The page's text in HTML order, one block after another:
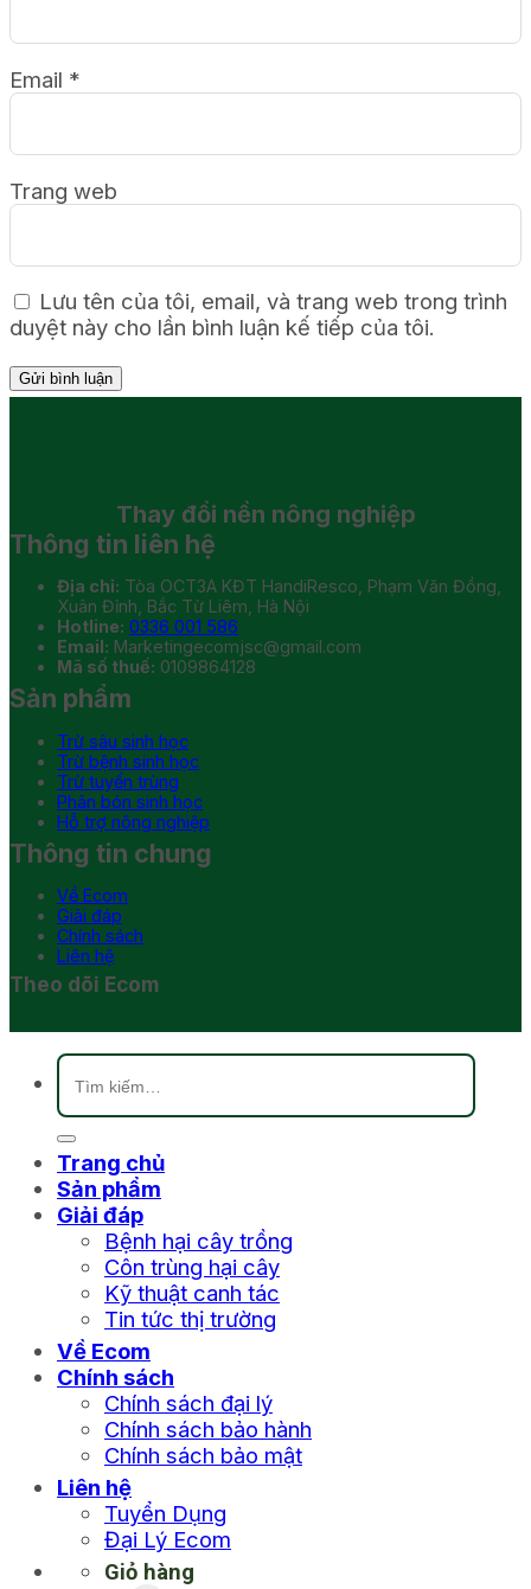
Email *
Trang web
Lưu tên của tôi, email, và trang web trong trình
duyệt này cho lần bình luận kế tiếp của tôi.
Thay đổi nền nông nghiệp
Thông tin liên hệ
Địa chỉ: Tòa OCT3A KĐT HandiResco, Phạm Văn Đồng,
Xuân Đỉnh, Bắc Từ Liêm, Hà Nội
Hotline: 0336 001 586
Email: Marketingecomjsc@gmail.com
Mã số thuế: 0109864128
Sản phẩm
Trừ sâu sinh học
Trừ bệnh sinh học
Trừ tuyến trùng
Phân bón sinh học
Hỗ trợ nông nghiệp
Thông tin chung
Về Ecom
Giải đáp
Chính sách
Liên hệ
Theo dõi Ecom
Tìm
kiếm:
Trang chủ
Sản phẩm
Giải đáp
Bệnh hại cây trồng
Côn trùng hại cây
Kỹ thuật canh tác
Tin tức thị trường
Về Ecom
Chính sách
Chính sách đại lý
Chính sách bảo hành
Chính sách bảo mật
Liên hệ
Tuyển Dụng
Đại Lý Ecom
Giỏ hàng